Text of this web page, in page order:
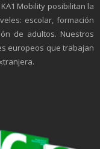
Mobility posibilitan la
escolar, formación
de adultos. Nuestros
europeos que trabajan